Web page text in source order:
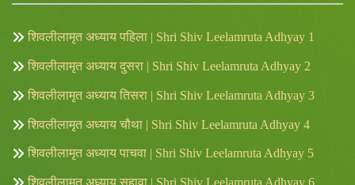
शिवलीलामृत अध्याय पहिला | Shri Shiv Leelamruta Adhyay 1
शिवलीलामृत अध्याय दुसरा | Shri Shiv Leelamruta Adhyay 2
शिवलीलामृत अध्याय तिसरा | Shri Shiv Leelamruta Adhyay 3
शिवलीलामृत अध्याय चौथा | Shri Shiv Leelamruta Adhyay 4
शिवलीलामृत अध्याय पाचवा | Shri Shiv Leelamruta Adhyay 5